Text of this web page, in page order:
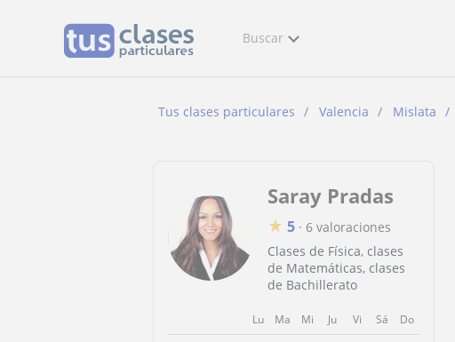
Buscar
Tus clases particulares Valencia Mislata
Saray Pradas
★ 5 · 6 valoraciones
Clases de Física, clases
de Matemáticas, clases
de Bachillerato
Lu Ma Mi Ju Vi Sá Do